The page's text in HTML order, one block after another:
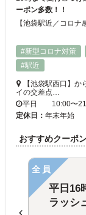
ーポン多数！！
#新型コロナ対策
#駅近
【池袋駅西口】
イの交差点…
平日 10:00〜
定休日： 年末年始
おすすめクーポ
全員
平日
ラッシ